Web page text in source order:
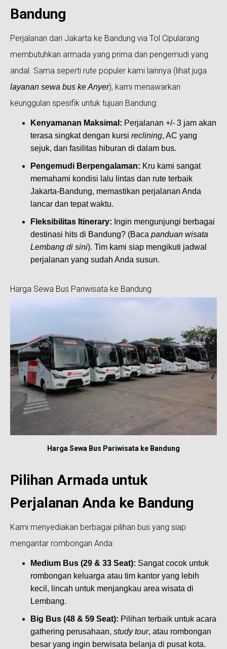
Bandung
Perjalanan dari Jakarta ke Bandung via Tol Cipularang
membutuhkan armada yang prima dan pengemudi yang
andal. Sama seperti rute populer kami lainnya (lihat juga
layanan sewa bus ke Anyer), kami menawarkan
keunggulan spesifik untuk tujuan Bandung:
Kenyamanan Maksimal: Perjalanan +/- 3 jam akan
terasa singkat dengan kursi reclining, AC yang
sejuk, dan fasilitas hiburan di dalam bus.
Pengemudi Berpengalaman: Kru kami sangat
memahami kondisi lalu lintas dan rute terbaik
Jakarta-Bandung, memastikan perjalanan Anda
lancar dan tepat waktu.
Fleksibilitas Itinerary: Ingin mengunjungi berbagai
destinasi hits di Bandung? (Baca panduan wisata
Lembang di sini). Tim kami siap mengikuti jadwal
perjalanan yang sudah Anda susun.
Harga Sewa Bus Pariwisata ke Bandung
Harga Sewa Bus Pariwisata ke Bandung
Pilihan Armada untuk
Perjalanan Anda ke Bandung
Kami menyediakan berbagai pilihan bus yang siap
mengantar rombongan Anda:
Medium Bus (29 & 33 Seat): Sangat cocok untuk
rombongan keluarga atau tim kantor yang lebih
kecil, lincah untuk menjangkau area wisata di
Lembang.
Big Bus (48 & 59 Seat): Pilihan terbaik untuk acara
gathering perusahaan, study tour, atau rombongan
besar yang ingin berwisata belanja di pusat kota.